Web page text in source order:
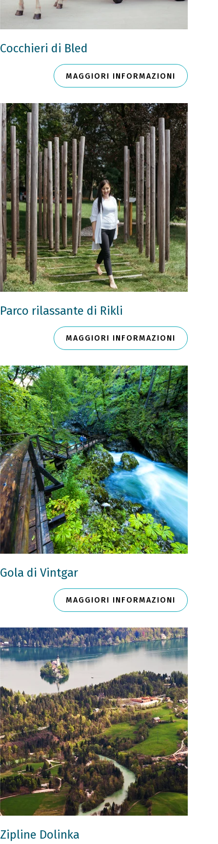
Cocchieri di Bled
MAGGIORI INFORMAZIONI
Parco rilassante di Rikli
MAGGIORI INFORMAZIONI
Gola di Vintgar
MAGGIORI INFORMAZIONI
Zipline Dolinka